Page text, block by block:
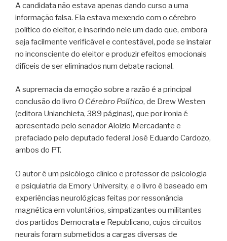
A candidata não estava apenas dando curso a uma
informação falsa. Ela estava mexendo com o cérebro
político do eleitor, e inserindo nele um dado que, embora
seja facilmente verificável e contestável, pode se instalar
no inconsciente do eleitor e produzir efeitos emocionais
difíceis de ser eliminados num debate racional.
A supremacia da emoção sobre a razão é a principal
conclusão do livro O Cérebro Político, de Drew Westen
(editora Unianchieta, 389 páginas), que por ironia é
apresentado pelo senador Aloizio Mercadante e
prefaciado pelo deputado federal José Eduardo Cardozo,
ambos do PT.
O autor é um psicólogo clínico e professor de psicologia
e psiquiatria da Emory University, e o livro é baseado em
experiências neurológicas feitas por ressonância
magnética em voluntários, simpatizantes ou militantes
dos partidos Democrata e Republicano, cujos circuitos
neurais foram submetidos a cargas diversas de